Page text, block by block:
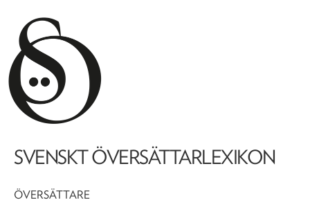
SVENSKT ÖVERSÄTTARLEXIKON
ÖVERSÄTTARE